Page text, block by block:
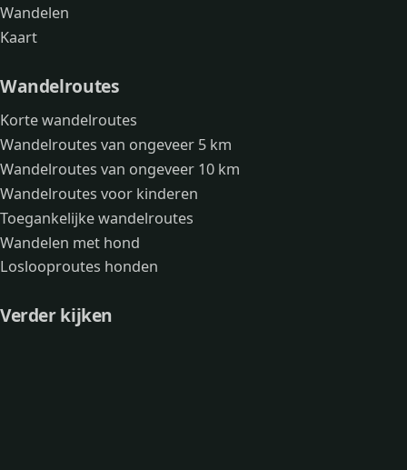
Wandelen
Kaart
Wandelroutes
Korte wandelroutes
Wandelroutes van ongeveer 5 km
Wandelroutes van ongeveer 10 km
Wandelroutes voor kinderen
Toegankelijke wandelroutes
Wandelen met hond
Loslooproutes honden
Verder kijken